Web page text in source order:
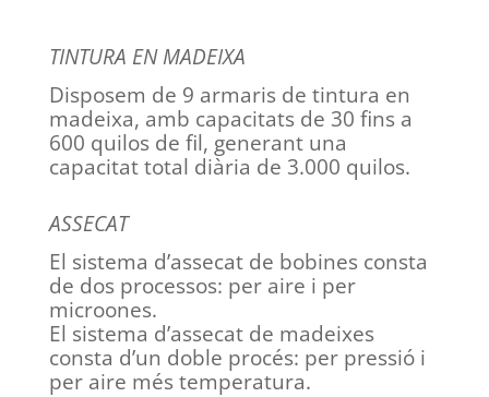
TINTURA EN MADEIXA
Disposem de 9 armaris de tintura en
madeixa, amb capacitats de 30 fins a
600 quilos de fil, generant una
capacitat total diària de 3.000 quilos.
ASSECAT
El sistema d’assecat de bobines consta
de dos processos: per aire i per
microones.
El sistema d’assecat de madeixes
consta d’un doble procés: per pressió i
per aire més temperatura.